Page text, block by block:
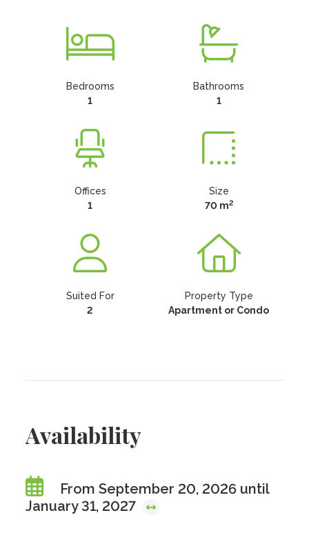
Bedrooms
1
Bathrooms
1
Offices
1
Size
70 m2
Suited For
2
Property Type
Apartment or Condo
Availability
From September 20, 2026 until
January 31, 2027